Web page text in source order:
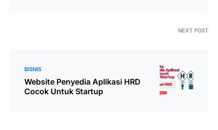
NEXT POST
BISNIS
Website Penyedia Aplikasi HRD
Cocok Untuk Startup